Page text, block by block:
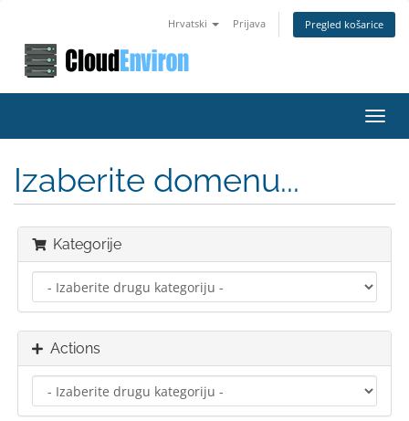
Hrvatski Prijava Pregled košarice
Izaberite domenu...
Kategorije
Actions